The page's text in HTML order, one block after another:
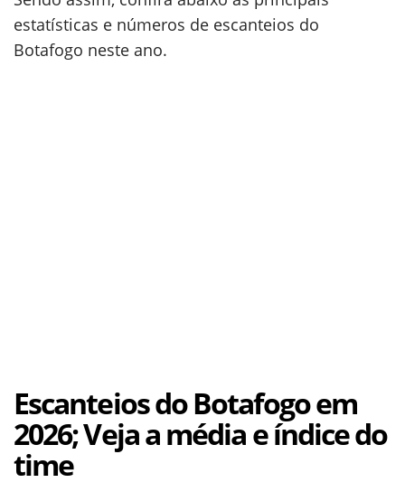
estatísticas e números de escanteios do
Botafogo neste ano.
Escanteios do Botafogo em
2026; Veja a média e índice do
time